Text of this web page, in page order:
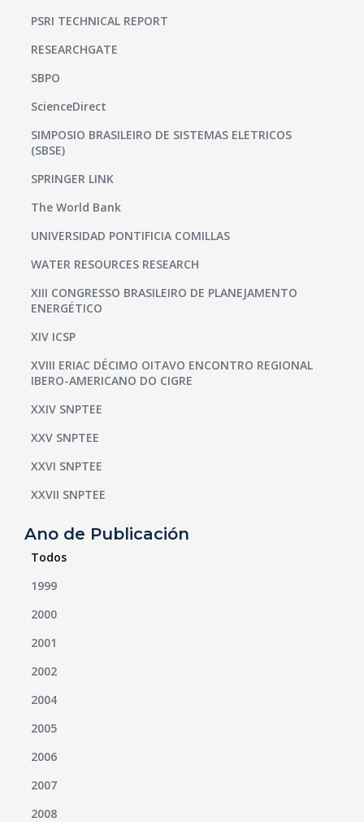
PSRI TECHNICAL REPORT
RESEARCHGATE
SBPO
ScienceDirect
SIMPOSIO BRASILEIRO DE SISTEMAS ELETRICOS
(SBSE)
SPRINGER LINK
The World Bank
UNIVERSIDAD PONTIFICIA COMILLAS
WATER RESOURCES RESEARCH
XIII CONGRESSO BRASILEIRO DE PLANEJAMENTO
ENERGÉTICO
XIV ICSP
XVIII ERIAC DÉCIMO OITAVO ENCONTRO REGIONAL
IBERO-AMERICANO DO CIGRE
XXIV SNPTEE
XXV SNPTEE
XXVI SNPTEE
XXVII SNPTEE
Ano de Publicación
1999
2000
2001
2002
2004
2005
2006
2007
2008
Todos